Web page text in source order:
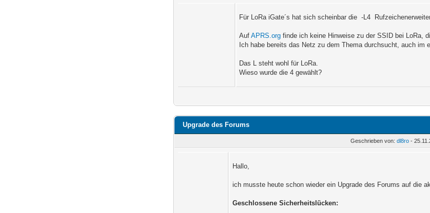
Für LoRa iGate´s hat sich scheinbar die -L4
AufAPRS.org finde ich keine Hinweise zu der SSID bei LoRa,
Ich habe bereits das Netz zu dem Thema durchsucht, auch
Das L steht wohl für LoRa.
Wieso wurde die 4 gewählt?
Upgrade des Forums
Geschrieben von:dl8ro -
Hallo,
ich musste heute schon wieder ein Upgrade des Forums auf die
Geschlossene Sicherheitslücken: